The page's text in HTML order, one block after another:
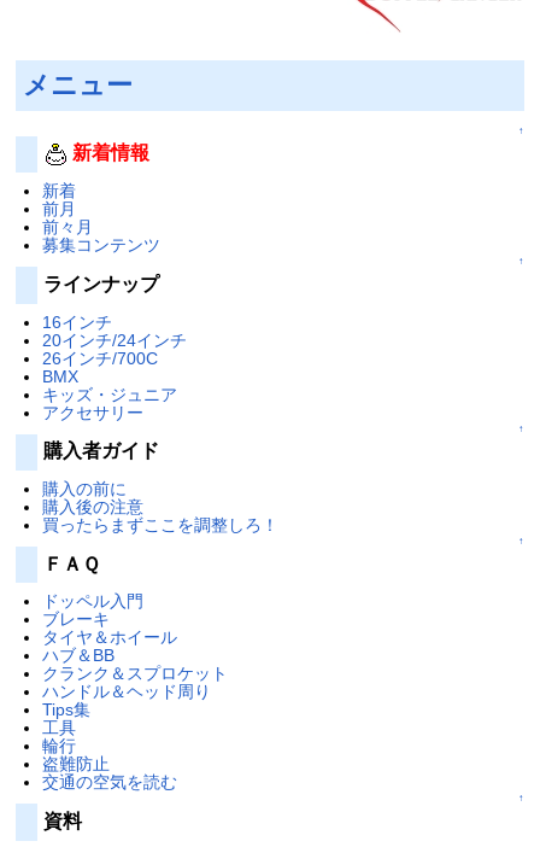
メニュー
↑
新着情報
新着
前月
前々月
募集コンテンツ
↑
ラインナップ
16インチ
20インチ/24インチ
26インチ/700C
BMX
キッズ・ジュニア
アクセサリー
↑
購入者ガイド
購入の前に
購入後の注意
買ったらまずここを調整しろ！
↑
ＦＡＱ
ドッペル入門
ブレーキ
タイヤ＆ホイール
ハブ＆BB
クランク＆スプロケット
ハンドル＆ヘッド周り
Tips集
工具
輪行
盗難防止
交通の空気を読む
↑
資料